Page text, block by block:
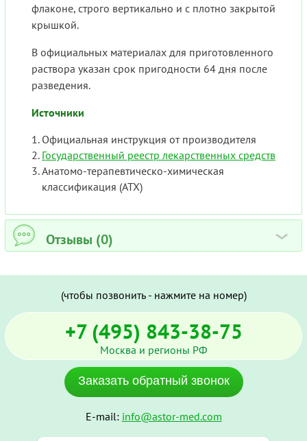
флаконе, строго вертикально и с плотно закрытой
крышкой.
В официальных материалах для приготовленного
раствора указан срок пригодности 64 дня после
разведения.
Источники
Официальная инструкция от производителя
Государственный реестр лекарственных средств
Анатомо-терапевтическо-химическая
классификация (ATX)
Отзывы (0) ›
(чтобы позвонить - нажмите на номер)
+7 (495) 843-38-75
Москва и регионы РФ
Заказать обратный звонок
E-mail: info@astor-med.com